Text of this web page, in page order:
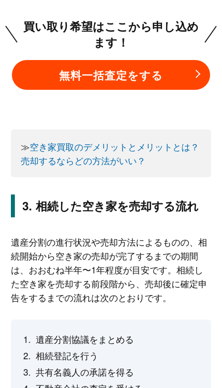
買い取り希望はここから申し込め
ます！
無料一括査定をする
≫空き家買取のデメリットとメリットとは？
売却するならどの方法がいい？
相続した空き家を売却する流れ
遺産分割の進行状況や売却方法によるものの、相
続開始から空き家の売却が完了するまでの期間
は、おおむね半年〜1年程度が目安です。相続し
た空き家を売却する前段階から、売却後に確定申
告をするまでの流れは次のとおりです。
遺産分割協議をまとめる
相続登記を行う
共有名義人の承諾を得る